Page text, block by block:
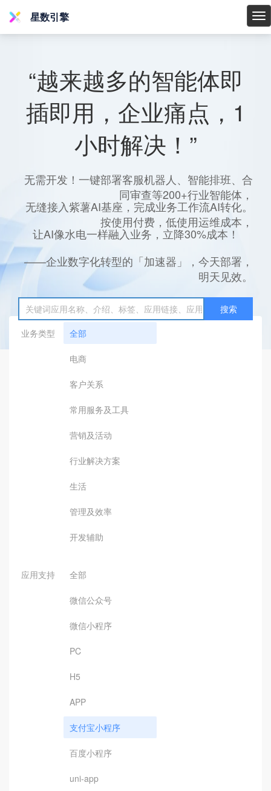
星
星数引擎
“越来越多的智能体即
插即用，企业痛点，1
小时解决！”
无需开发！一键部署客服机器人、智能排班、合
同审查等200+行业智能体，
无缝接入紫薯AI基座，完成业务工作流AI转化。
按使用付费，低使用运维成本，
让AI像水电一样融入业务，立降30%成本！
——企业数字化转型的「加速器」，今天部署，
明天见效。
搜索
业务类型
全部
电商
客户关系
常用服务及工具
营销及活动
行业解决方案
生活
管理及效率
开发辅助
应用支持 全部
微信公众号
微信小程序
PC
H5
APP
支付宝小程序
百度小程序
uni-app